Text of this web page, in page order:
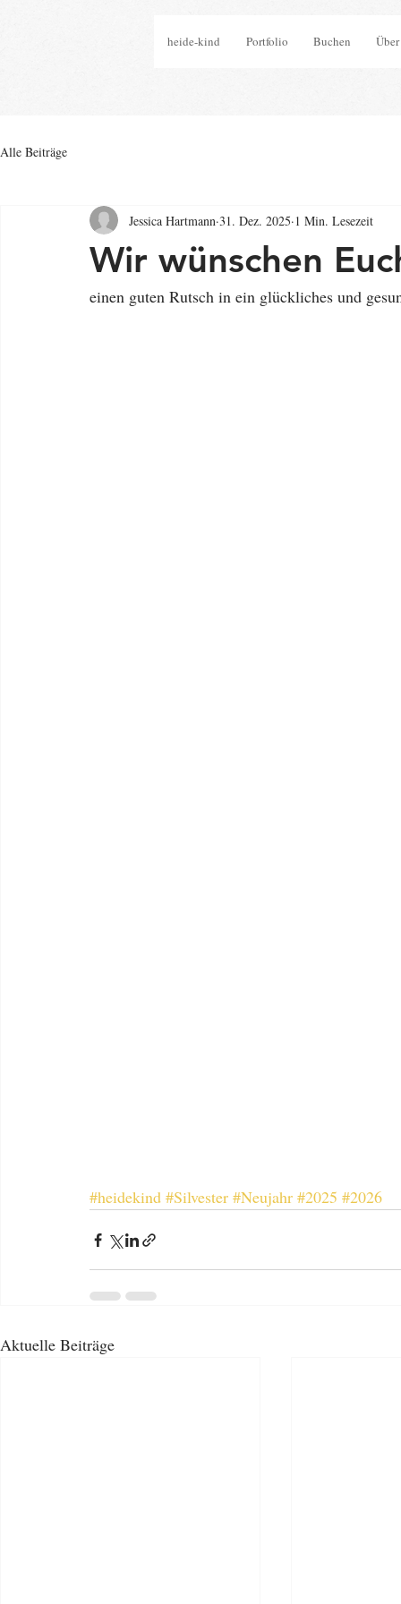
heide-kind Portfolio Buchen
Alle Beiträge
Wir wünschen
Jessica Hartmann 31. Dez. 2025 1 Min. Lesezeit
einen guten Rutsch in ein glückliches und
#heidekind #Silvester #Neujahr #2025 #2026
Aktuelle Beiträge